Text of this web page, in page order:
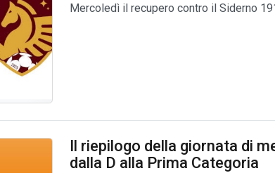
Mercoledì il recupero contro il Siderno
Il riepilogo della giornata di
dalla D alla Prima Categoria